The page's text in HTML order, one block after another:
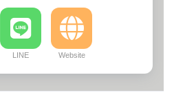
LINE Website